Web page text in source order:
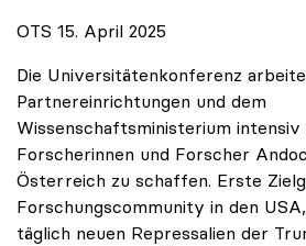
OTS 15. April 2025
Die Universitätenkonferenz
Partnereinrichtungen und dem
Wissenschaftsministerium intensiv
Forscherinnen und Forscher
Österreich zu schaffen. Erste
Forschungscommunity in den
täglich neuen Repressalien der